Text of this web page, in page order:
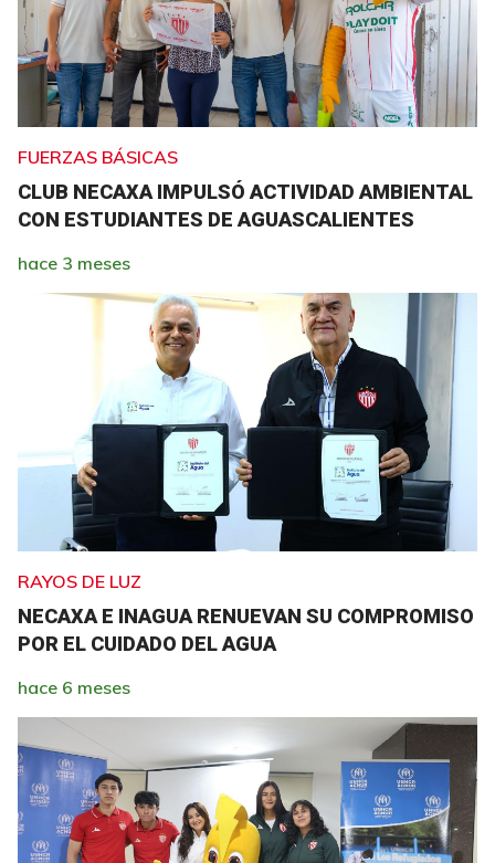
FUERZAS BÁSICAS
CLUB NECAXA IMPULSÓ ACTIVIDAD AMBIENTAL
CON ESTUDIANTES DE AGUASCALIENTES
hace 3 meses
RAYOS DE LUZ
NECAXA E INAGUA RENUEVAN SU COMPROMISO
POR EL CUIDADO DEL AGUA
hace 6 meses